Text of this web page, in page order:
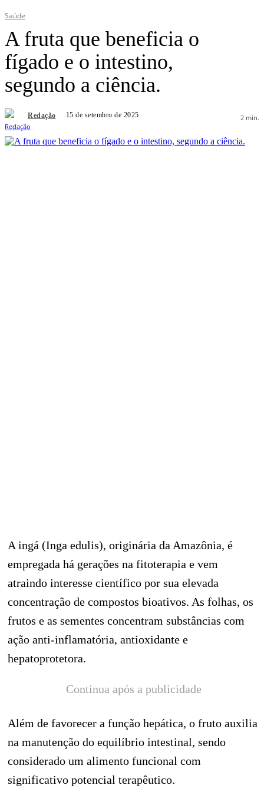
Saúde
A fruta que beneficia o
fígado e o intestino,
segundo a ciência.
Redação 15 de setembro de 2025 2 min.
A ingá (Inga edulis), originária da Amazônia, é
empregada há gerações na fitoterapia e vem
atraindo interesse científico por sua elevada
concentração de compostos bioativos. As folhas, os
frutos e as sementes concentram substâncias com
ação anti-inflamatória, antioxidante e
hepatoprotetora.
Continua após a publicidade
Além de favorecer a função hepática, o fruto auxilia
na manutenção do equilíbrio intestinal, sendo
considerado um alimento funcional com
significativo potencial terapêutico.